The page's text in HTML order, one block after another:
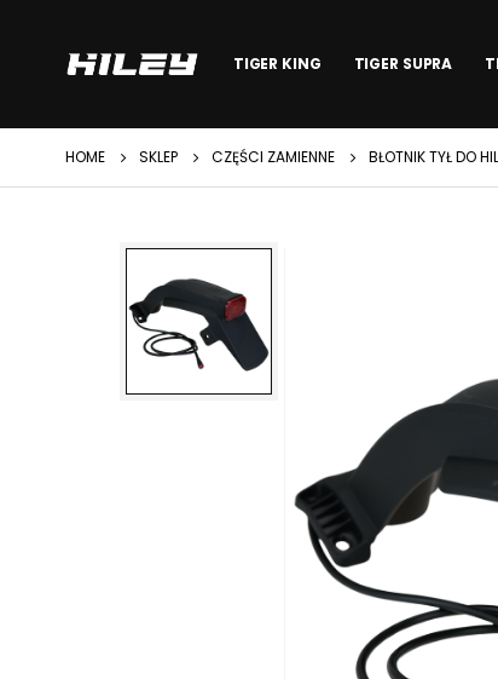
TIGER KING TIGER SUPRA
HOME SKLEP CZĘŚCI ZAMIENNE BŁOTNIK TYŁ DO